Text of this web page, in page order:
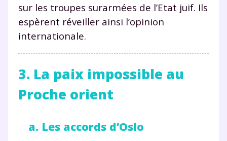
sur les troupes surarmées de l’Etat juif. Ils
espèrent réveiller ainsi l’opinion
internationale.
3. La paix impossible au
Proche orient
a. Les accords d’Oslo